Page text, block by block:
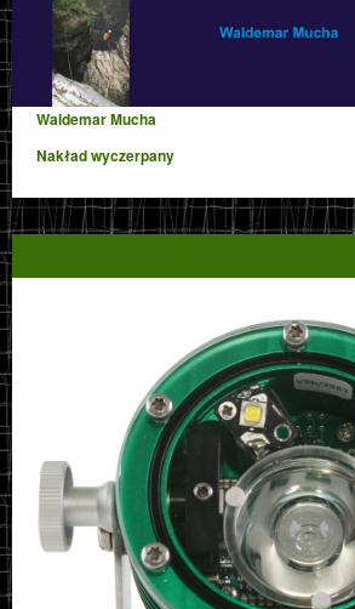
Waldemar Mucha
Nakład wyczerpany